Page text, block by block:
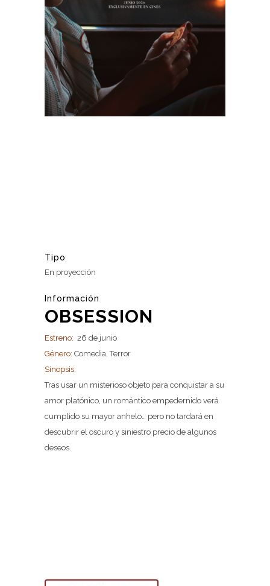
Tipo
En proyección
Información
OBSESSION
Estreno: 26 de junio
Género: Comedia, Terror
Sinopsis:
Tras usar un misterioso objeto para conquistar a su
amor platónico, un romántico empedernido verá
cumplido su mayor anhelo… pero no tardará en
descubrir el oscuro y siniestro precio de algunos
deseos.